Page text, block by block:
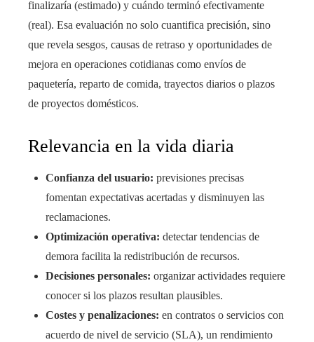
finalizaría (estimado) y cuándo terminó efectivamente
(real). Esa evaluación no solo cuantifica precisión, sino
que revela sesgos, causas de retraso y oportunidades de
mejora en operaciones cotidianas como envíos de
paquetería, reparto de comida, trayectos diarios o plazos
de proyectos domésticos.
Relevancia en la vida diaria
Confianza del usuario: previsiones precisas
fomentan expectativas acertadas y disminuyen las
reclamaciones.
Optimización operativa: detectar tendencias de
demora facilita la redistribución de recursos.
Decisiones personales: organizar actividades requiere
conocer si los plazos resultan plausibles.
Costes y penalizaciones: en contratos o servicios con
acuerdo de nivel de servicio (SLA), un rendimiento